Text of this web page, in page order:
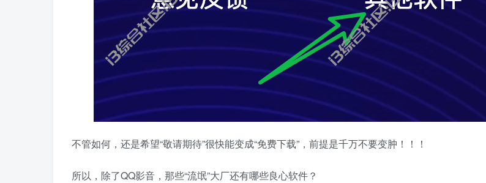
不管如何，还是希望“敬请期待”很快能变成“免费下载”，前提是千万不要变肿！！！
所以，除了QQ影音，那些“流氓”大厂还有哪些良心软件？